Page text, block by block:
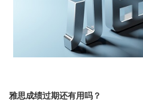
雅思成绩过期还有用吗？